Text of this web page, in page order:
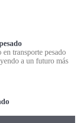
transporte pesado
a un futuro más